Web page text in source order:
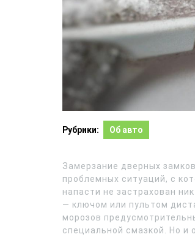
Рубрики: Об авто
Замерзание дверных
проблемных ситуаций, с
напасти не застрахован
— ключом или пультом
морозов
специальной смазкой. Но и